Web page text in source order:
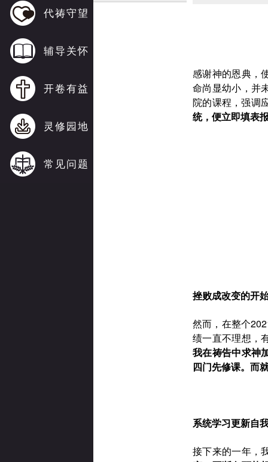
代祷守望
辅导关怀
开卷有益
灵修园地
常见问题
感谢神的恩典，
命尚显幼小，并
院的课程，强调
统，便立即填表
挫败成改变的开
然而，在整个
绩一直不理想，
我在祷告中求神
四门先修课。而
系统学习更新自
接下来的⼀年，